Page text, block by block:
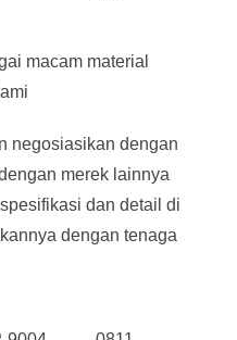
macam material
negosiasikan dengan
merek lainnya
dan detail di
dengan tenaga